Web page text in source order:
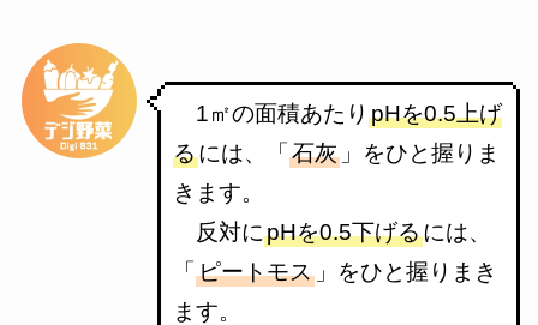
1㎡の面積あたり pHを0.5上げ
るには、「石灰」をひと握りま
きます。
反対にpHを0.5下げるには、
「ピートモス」をひと握りまき
ます。